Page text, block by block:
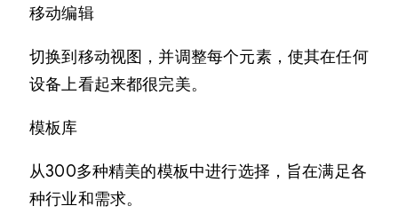
移动编辑
切换到移动视图，并调整每个元素，使其在任何
设备上看起来都很完美。
模板库
从300多种精美的模板中进行选择，旨在满足各
种行业和需求。